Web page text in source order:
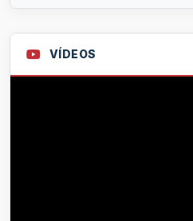
VÍDEOS